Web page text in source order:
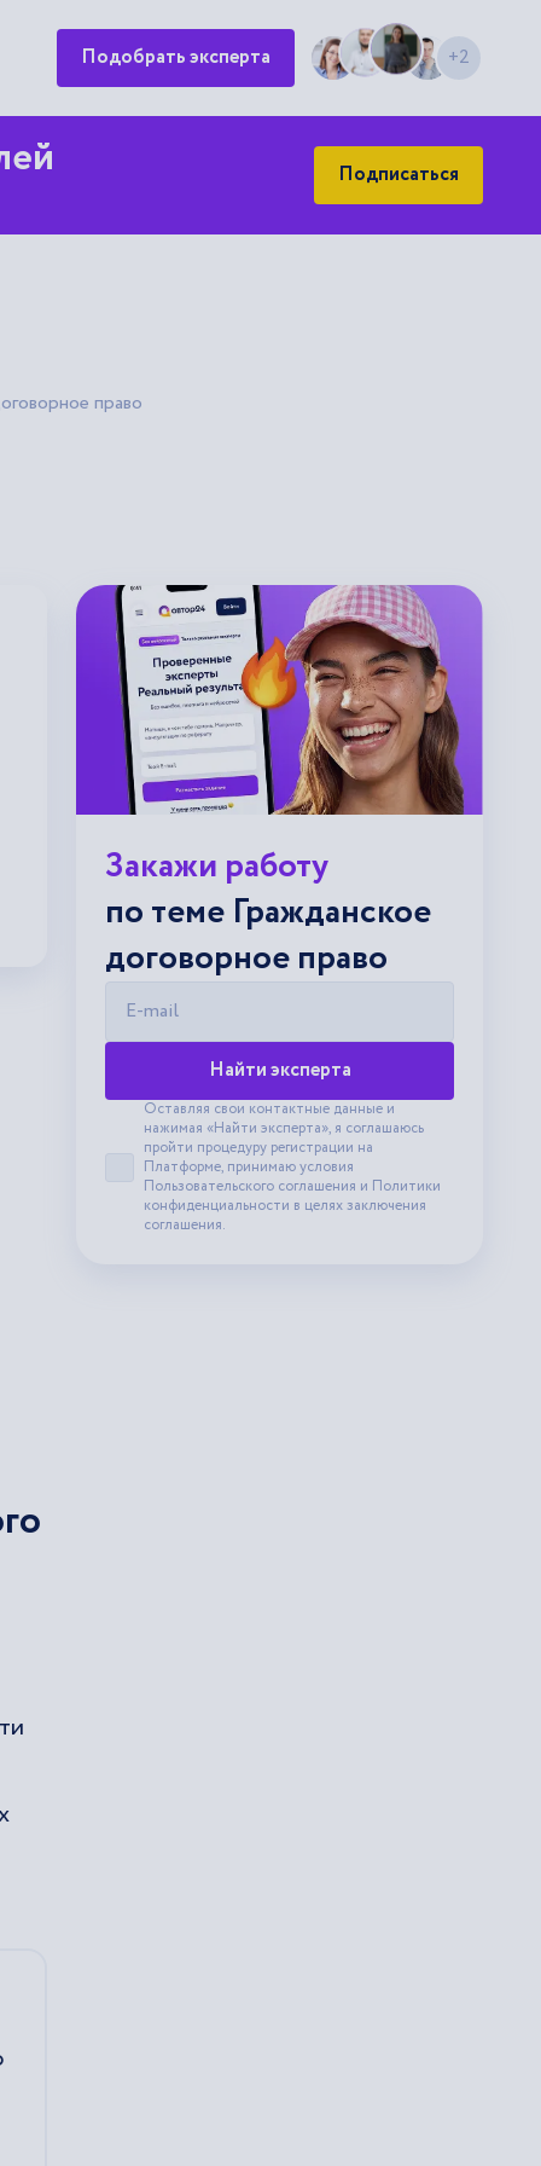
Подобрать эксперта +2
Подписаться
право
Закажи работу
по теме Гражданское
договорное право
Найти эксперта
Принять пользовательское соглашение
Оставляя свои контактные данные и
нажимая «Найти эксперта», я соглашаюсь
пройти процедуру регистрации на
Платформе, принимаю условия
Пользовательского соглашения и Политики
конфиденциальности в целях заключения
соглашения.